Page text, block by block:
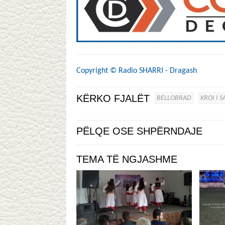
Copyright © Radio SHARRI - Dragash
KËRKO FJALËT BELLOBRAD KROI I
PËLQE OSE SHPËRNDAJE
TEMA TË NGJASHME